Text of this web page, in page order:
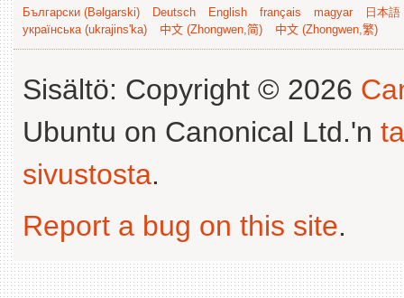
Български (Bəlgarski) Deutsch English français magyar
日本
українська (ukrajins'ka)
中文 (Zhongwen,简) 中文 (Zhongwen,繁)
Sisältö: Copyright © 2026
Ubuntu on Canonical Ltd.'n
sivustosta.
Report a bug on this site.